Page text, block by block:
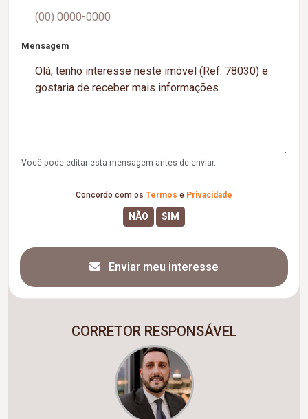
Mensagem
Você pode editar esta mensagem antes de enviar.
Concordo com os Termos e Privacidade
Enviar meu interesse
CORRETOR RESPONSÁVEL